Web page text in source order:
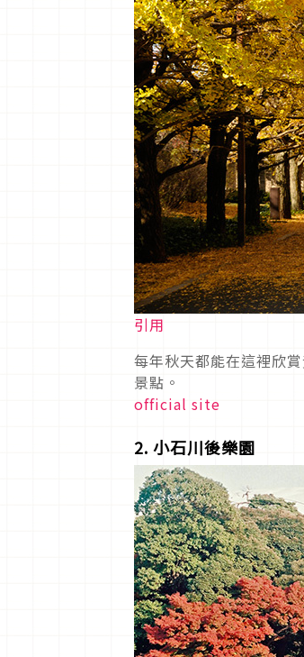
引用
每年秋天都能在這裡欣
景點。
official site
2. 小石川後樂園